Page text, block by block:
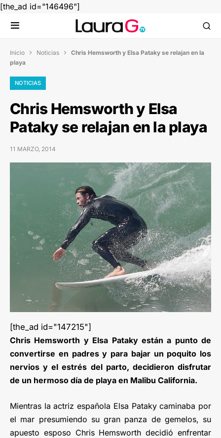
[the_ad id="146496"]
Inicio  Noticias  Chris Hemsworth y Elsa Pataky se relajan en la
playa
NOTICIAS
Chris Hemsworth y Elsa
Pataky se relajan en la playa
11 MARZO, 2014
[the_ad id="147215"]
Chris Hemsworth y Elsa Pataky están a punto de
convertirse en padres y para bajar un poquito los
nervios y el estrés del parto, decidieron disfrutar
de un hermoso día de playa en Malibu California.
Mientras la actriz española Elsa Pataky caminaba por
el mar presumiendo su gran panza de gemelos, su
apuesto esposo Chris Hemsworth decidió enfrentar